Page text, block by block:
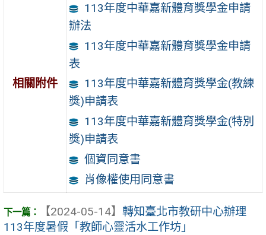
相關附件
113年度中華嘉新體育獎學金申請
辦法
113年度中華嘉新體育獎學金申請
表
113年度中華嘉新體育獎學金(教練
獎)申請表
113年度中華嘉新體育獎學金(特別
獎)申請表
個資同意書
肖像權使用同意書
【2024-05-14】 轉知臺北市教研中心辦理
113年度暑假「教師心靈活水工作坊」